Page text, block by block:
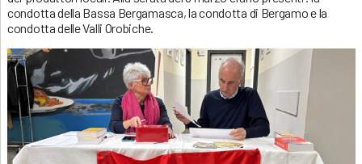
condotta della Bassa Bergamasca, la condotta di Bergamo e la
condotta delle Valli Orobiche.